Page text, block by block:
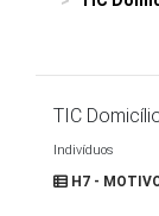
TIC
Indivíduos
H7 -